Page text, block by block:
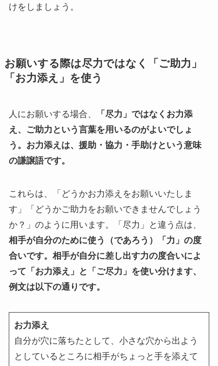
けをしましょう。
お願いする際は尽力ではなく「ご助力」
「お力添え」を使う
人にお願いする場合、
「尽力」ではなくお力添
え、ご助力という言葉を用いるのがよいでしょ
う。 お力添えは、援助・協力・手助けという意味
の謙譲語です。
これらは、「どうかお力添えをお願いいたしま
す」「どうかご助力をお願いできませんでしょう
か？」のように用います。「尽力」と違う点は、
相手が自分のために使う（であろう）「力」の度
合いです。 相手が自分に差し出す力の度合いによ
って「お力添え」と「ご尽力」を使い分けます、
例文は以下の通りです。
お力添え
自分が穴に落ちたとして、小さな穴から出よう
としているところに相手がちょっと手を添えて